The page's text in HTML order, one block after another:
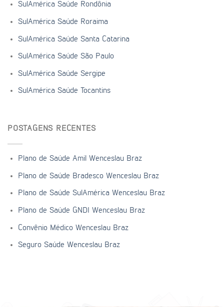
SulAmérica Saúde Rondônia
SulAmérica Saúde Roraima
SulAmérica Saúde Santa Catarina
SulAmérica Saúde São Paulo
SulAmérica Saúde Sergipe
SulAmérica Saúde Tocantins
POSTAGENS RECENTES
Plano de Saúde Amil Wenceslau Braz
Plano de Saúde Bradesco Wenceslau Braz
Plano de Saúde SulAmérica Wenceslau Braz
Plano de Saúde GNDI Wenceslau Braz
Convênio Médico Wenceslau Braz
Seguro Saúde Wenceslau Braz